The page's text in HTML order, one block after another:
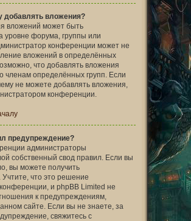
добавлять вложения?
вложений может быть
уровне форума, группы или
конференции может не
вложений в определённых
что добавлять вложения
членам определённых групп. Если
не можете добавлять вложения,
конференции.
предупреждение?
администраторы
собственный свод правил. Если вы
вы можете получить
что это решение
и phpBB Limited не
к предупреждениям,
сайте. Если вы не знаете, за
свяжитесь с